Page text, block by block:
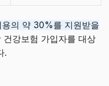
의 약 30%를 지원받을
강보험 가입자를 대상
.